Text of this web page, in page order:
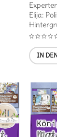
Elija:
IN